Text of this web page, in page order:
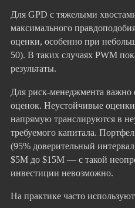
Для GPD с тяжелыми
максимального
оценки, особенно при
50). В таких случаях PWM
результаты.
Для риск-менеджмента важно
оценок. Неустойчивые
напрямую транслируются в
требуемого капитала.
(95% доверительный
$5M до $15M — с такой
инвестиции невозможно.
На практике часто